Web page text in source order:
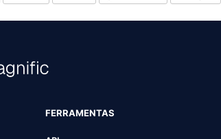
FERRAMENTAS